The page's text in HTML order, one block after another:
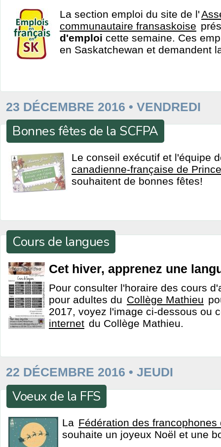
La section emploi du site de l'
communautaire fransaskoise
d'emploi cette semaine. Ces
en Saskatchewan et demandent
23 DÉCEMBRE 2016 • VENDREDI
Bonnes fêtes de la SCFPA
Le conseil exécutif et l'équipe
canadienne-française de
souhaitent de bonnes fêtes!
Cours de langues
Cet hiver, apprenez une
Pour consulter l'horaire des cours
pour adultes du Collège Mathieu
2017, voyez l'image ci-dessous ou
internet du Collège Mathieu.
22 DÉCEMBRE 2016 • JEUDI
Voeux de la FFS
La Fédération des francophones
souhaite un joyeux Noël et une